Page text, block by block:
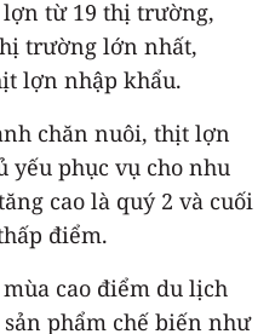
từ 19 thị trường,
trường lớn nhất,
lợn nhập khẩu.
chăn nuôi, thịt lợn
yếu phục vụ cho nhu
cao là quý 2 và cuối
điểm.
cao điểm du lịch
phẩm chế biến như